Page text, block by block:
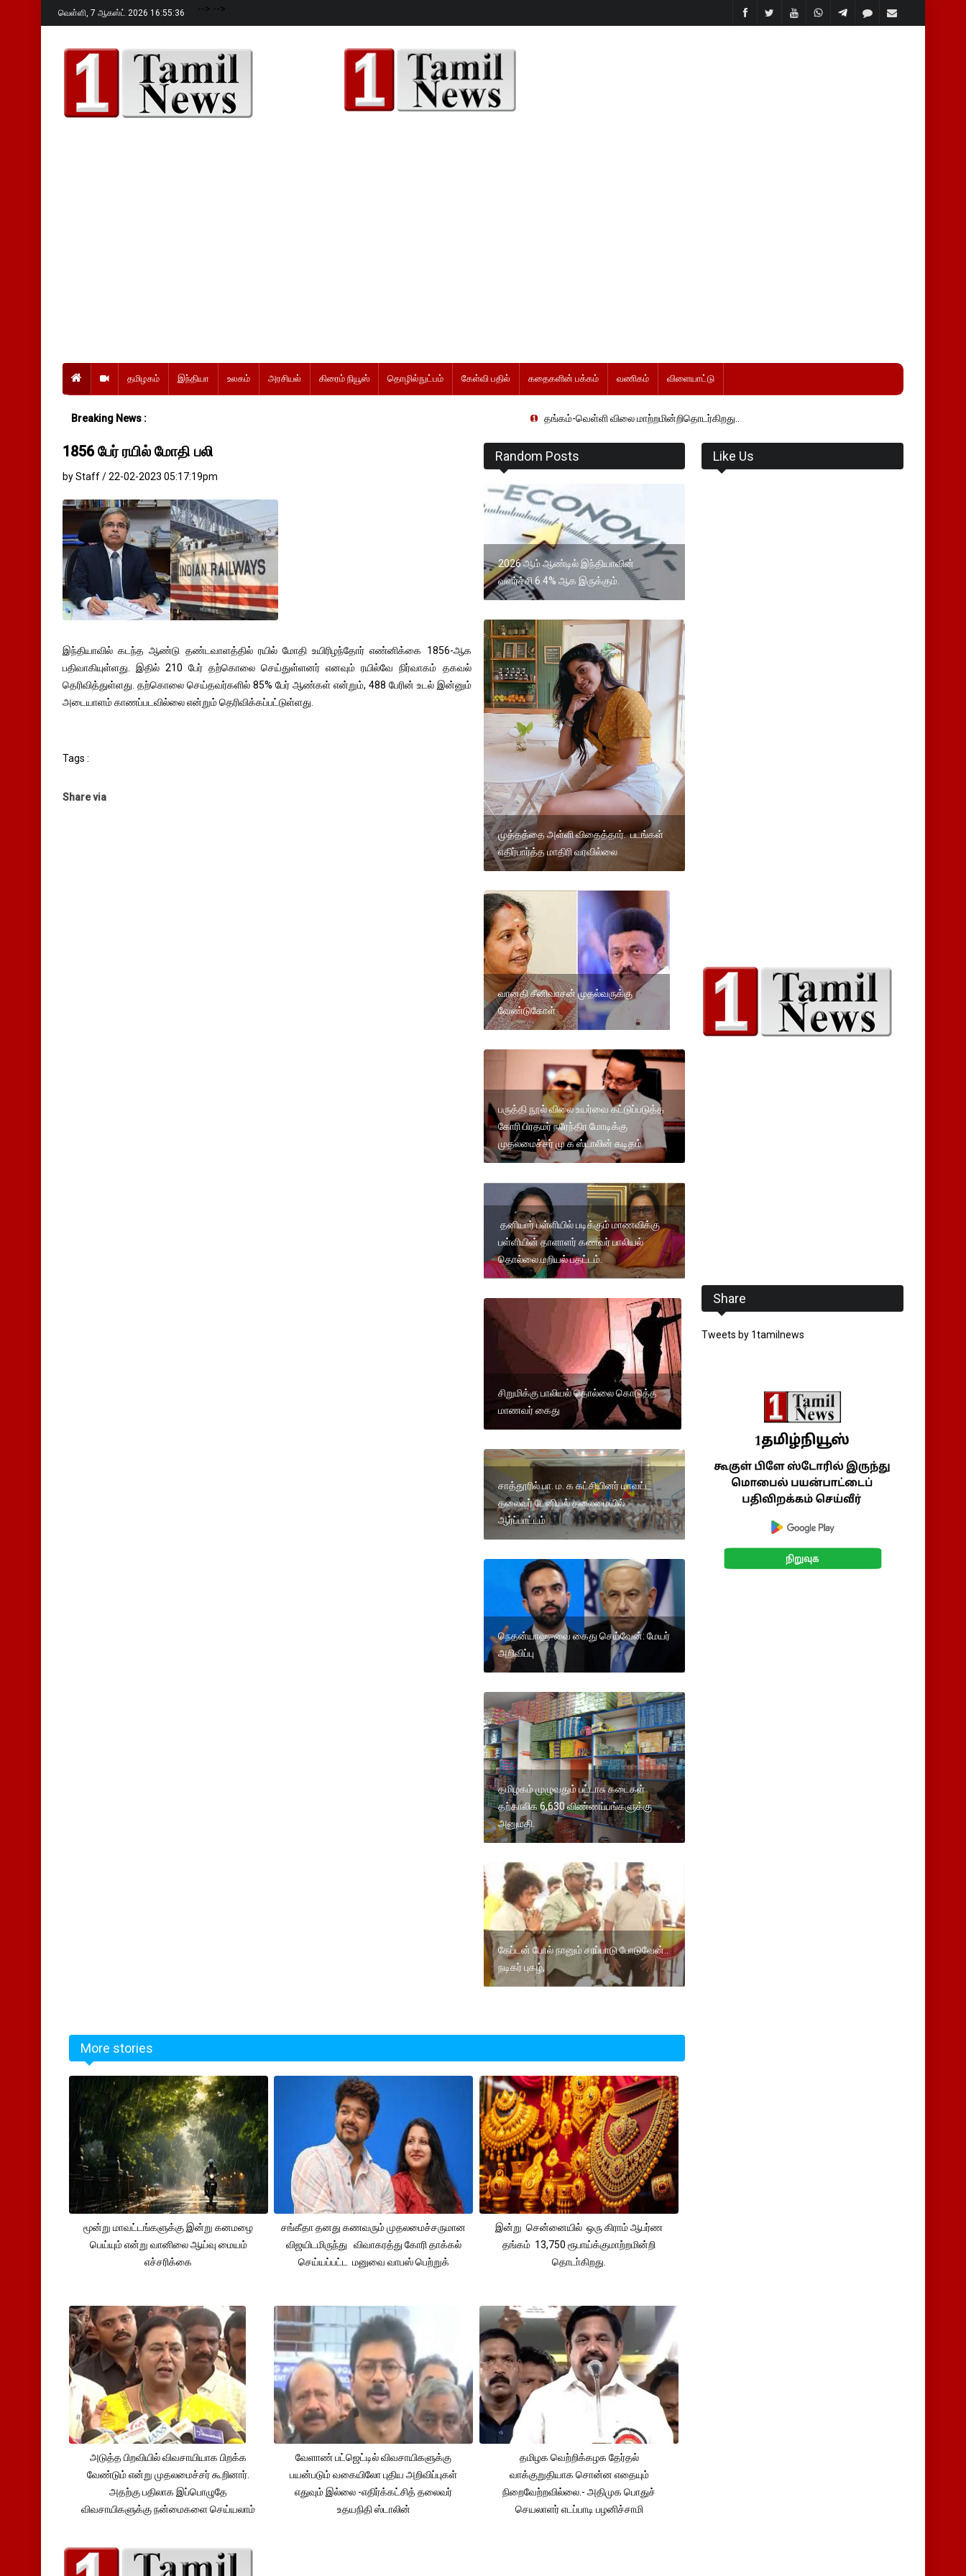
வெள்ளி, 7 ஆகஸ்ட் 2026 16:55:38 --> -->
தமிழகம் இந்தியா உலகம் அரசியல் கிரைம் நியூஸ் தொழில்நுட்பம் கேள்வி பதில் கதைகளின் பக்கம் வணிகம் விளையாட்டு
Breaking News : தங்கம்-வெள்ளி விலை மாற்றமின்றிதொடர்கிறது..
1856 பேர் ரயில் மோதி பலி
by Staff / 22-02-2023 05:17:19pm
இந்தியாவில் கடந்த ஆண்டு தண்டவாளத்தில் ரயில் மோதி உயிரிழந்தோர் எண்னிக்கை 1856-ஆக
பதிவாகியுள்ளது. இதில் 210 பேர் தற்கொலை செய்துள்ளனர் எனவும் ரயில்வே நிர்வாகம் தகவல்
தெரிவித்துள்ளது. தற்கொலை செய்தவர்களில் 85% பேர் ஆண்கள் என்றும், 488 பேரின் உடல் இன்னும்
அடையாளம் காணப்படவில்லை என்றும் தெரிவிக்கப்பட்டுள்ளது.
Tags :
Share via
Random Posts
2026 ஆம் ஆண்டில் இந்தியாவின்
வளர்ச்சி 6.4% ஆக இருக்கும்.
முத்தத்தை அள்ளி விதைத்தார். படங்கள்
எதிர்பார்த்த மாதிரி வரவில்லை
வானதி சீனிவாசன் முதல்வருக்கு
வேண்டுகோள்
பருத்தி நூல் விலை உயர்வை கட்டுப்படுத்த
கோரி பிரதமர் நரேந்திர மோடிக்கு
முதலமைச்சர் மு க ஸ்டாலின் கடிதம்
தனியார் பள்ளியில் படிக்கும் மாணவிக்கு
பள்ளியின் தாளாளர் கணவர் பாலியல்
தொல்லை.மறியல் பதட்டம்.
சிறுமிக்கு பாலியல் தொல்லை கொடுத்த
மாணவர் கைது
சாத்தூரில் பா. ம. க கட்சியினர் மாவட்ட
தலைவர் டேனியல் தலைமையில்
ஆர்ப்பாட்டம்
நெதன்யாஹுவை கைது செய்வேன்: மேயர்
அறிவிப்பு
தமிழகம் முழுவதும் பட்டாசு கடைகள்
தற்காலிக 6,630 விண்ணப்பங்களுக்கு
அனுமதி.
கேப்டன் போல் நானும் சாப்பாடு போடுவேன்..
நடிகர் புகழ்,
More stories
மூன்று மாவட்டங்களுக்கு இன்று கனமழை
பெய்யும் என்று வானிலை ஆய்வு மையம்
எச்சரிக்கை
சங்கீதா தனது கணவரும் முதலமைச்சருமான
விஜயிடமிருந்து விவாகரத்து கோரி தாக்கல்
செய்யப்பட்ட மனுவை வாபஸ் பெற்றுக்
இன்று சென்னையில் ஒரு கிராம் ஆபர்ண
தங்கம் 13,750 ரூபாய்க்குமாற்றமின்றி
தொடா்கிறது.
அடுத்த பிறவியில் விவசாயியாக பிறக்க
வேண்டும் என்று முதலமைச்சர் கூறினார்.
அதற்கு பதிலாக இப்பொழுதே
விவசாயிகளுக்கு நன்மைகளை செய்யலாம்
வேளாண் பட்ஜெட்டில் விவசாயிகளுக்கு
பயன்படும் வகையிலோ புதிய அறிவிப்புகள்
எதுவும் இல்லை -எதிர்க்கட்சித் தலைவர்
உதயநிதி ஸ்டாலின்
தமிழக வெற்றிக்கழக தேர்தல்
வாக்குறுதியாக சொன்ன எதையும்
நிறைவேற்றவில்லை.- அதிமுக பொதுச்
செயலாளர் எடப்பாடி பழனிச்சாமி
Like Us
Share
Tweets by 1tamilnews